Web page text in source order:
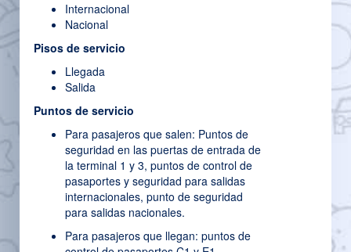
Internacional
Nacional
Pisos de servicio
Llegada
Salida
Puntos de servicio
Para pasajeros que salen: Puntos de
seguridad en las puertas de entrada de
la terminal 1 y 3, puntos de control de
pasaportes y seguridad para salidas
internacionales, punto de seguridad
para salidas nacionales.
Para pasajeros que llegan: puntos de